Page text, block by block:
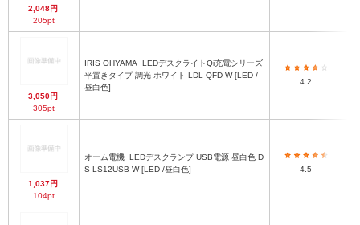
2,048円
205pt
3,050円
305pt
IRIS OHYAMA
平置きタイプ 調光 ホワイト LDL-QFD-W [LED /
昼白色]
4.2
1,037円
104pt
オーム電機
S-LS12USB-W [LED /昼白色]
4.5